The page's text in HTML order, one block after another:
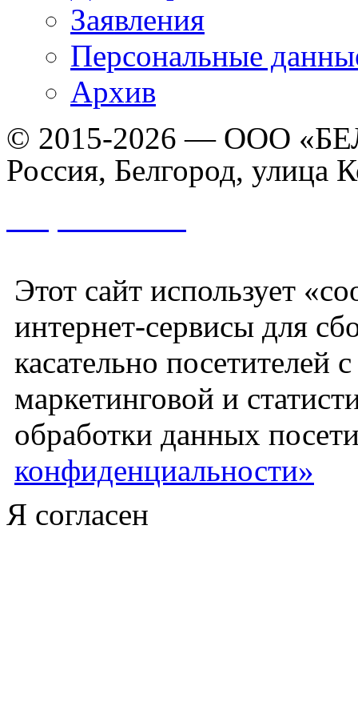
Заявления
Персональные
Архив
© 2015-2026 — ООО
Россия, Белгород, улица
Этот сайт использует
интернет-сервисы для
касательно посетителей
маркетинговой и
обработки данных
конфиденциальности»
Я согласен